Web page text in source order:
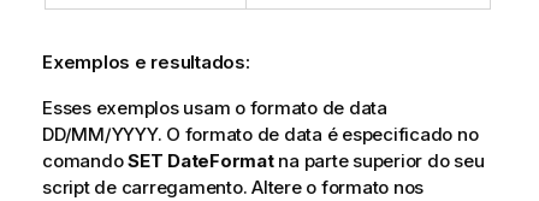
Exemplos e resultados:
Esses exemplos usam o formato de data
DD/MM/YYYY. O formato de data é especificado no
comandoSET DateFormatna parte superior do seu
script de carregamento. Altere o formato nos